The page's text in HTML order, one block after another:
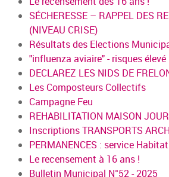
SÉCHERESSE – RAPPEL DES
(NIVEAU CRISE)
Résultats des Elections
"influenza aviaire" - risques élevé
DECLAREZ LES NIDS DE
Les Composteurs Collectifs
Campagne Feu
REHABILITATION MAISON
Inscriptions TRANSPORTS
PERMANENCES : service Habitat
Le recensement à 16 ans !
Bulletin Municipal N°52 - 2025